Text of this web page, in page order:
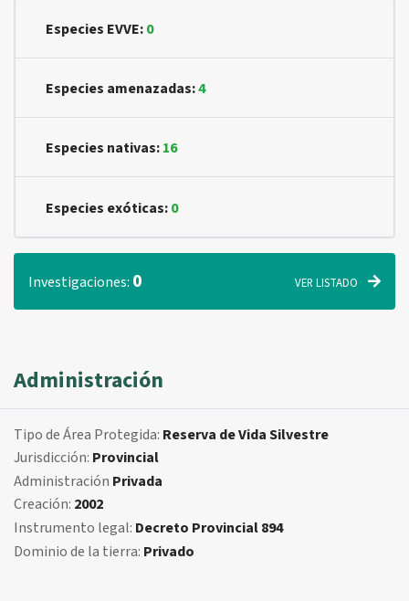
Especies EVVE:0
Especies amenazadas:4
Especies nativas:16
Especies exóticas:0
Investigaciones: 0 VER LISTADO
Administración
Tipo de Área Protegida: Reserva de Vida Silvestre
Jurisdicción: Provincial
Administración Privada
Creación: 2002
Instrumento legal: Decreto Provincial 894
Dominio de la tierra: Privado